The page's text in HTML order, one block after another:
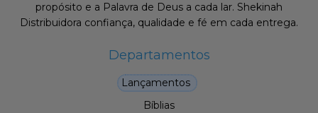
propósito e a Palavra de Deus a cada lar. Shekinah
Distribuidora confiança, qualidade e fé em cada entrega.
Departamentos
Lançamentos
Bíblias